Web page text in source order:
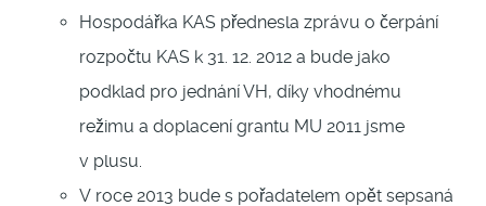
Hospodářka KAS přednesla zprávu o čerpání
rozpočtu KAS k 31. 12. 2012 a bude jako
podklad pro jednání VH, díky vhodnému
režimu a doplacení grantu MU 2011 jsme
v plusu.
V roce 2013 bude s pořadatelem opět sepsaná